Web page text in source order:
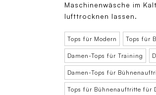
Maschinenwäsche im
lufttrocknen lassen.
Tops für Modern Tops für
Damen-Tops für Training
Damen-Tops für
Tops für Bühnenauftritte für